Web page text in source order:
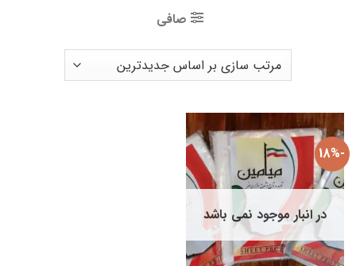
صافی
-18%
در انبار موجود نمی باشد